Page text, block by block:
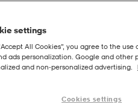
settings
All Cookies”, you agree to the
ads personalization. Google and other
and non‑personalized advertising.
Cookies settings